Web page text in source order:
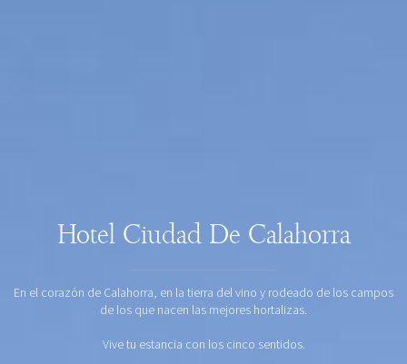
Hotel Ciudad De Calahorra
En el corazón de Calahorra, en la tierra del vino y rodeado de los campos
de los que nacen las mejores hortalizas.
Vive tu estancia con los cinco sentidos.